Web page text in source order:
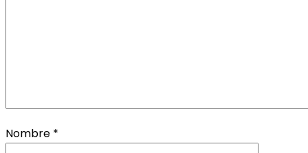
Nombre *